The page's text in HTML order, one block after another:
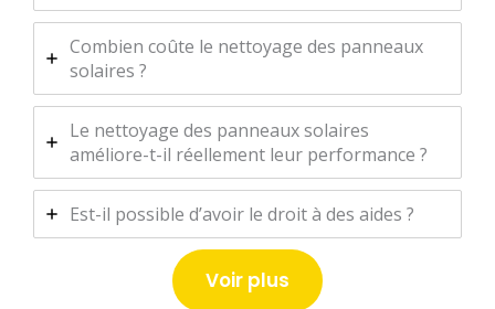
Combien coûte le nettoyage des panneaux
solaires ?
Le nettoyage des panneaux solaires
améliore-t-il réellement leur performance ?
Est-il possible d’avoir le droit à des aides ?
Voir plus